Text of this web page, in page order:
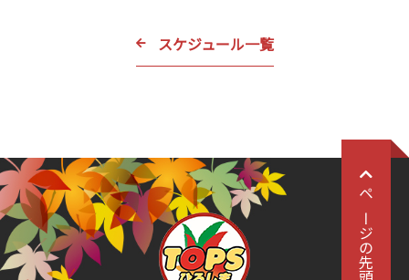
スケジュール一覧
ページの先頭へ